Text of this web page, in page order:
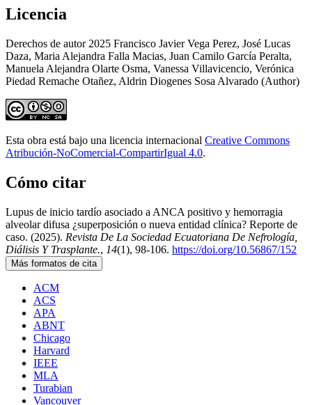
Licencia
Derechos de autor 2025 Francisco Javier Vega Perez, José Lucas
Daza, Maria Alejandra Falla Macias, Juan Camilo García Peralta,
Manuela Alejandra Olarte Osma, Vanessa Villavicencio, Verónica
Piedad Remache Otañez, Aldrin Diogenes Sosa Alvarado (Author)
Esta obra está bajo una licencia internacional Creative Commons
Atribución-NoComercial-CompartirIgual 4.0.
Cómo citar
Lupus de inicio tardío asociado a ANCA positivo y hemorragia
alveolar difusa ¿superposición o nueva entidad clínica? Reporte de
caso. (2025). Revista De La Sociedad Ecuatoriana De Nefrología,
Diálisis Y Trasplante., 14(1), 98-106. https://doi.org/10.56867/152
Más formatos de cita
ACM
ACS
APA
ABNT
Chicago
Harvard
IEEE
MLA
Turabian
Vancouver